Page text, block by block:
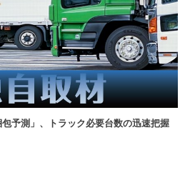
包予測」、トラック必要台数の迅速把握